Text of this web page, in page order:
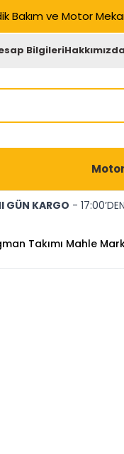
Bakım ve Motor
BilgileriHakkımızda
GÜN KARGO -
Takımı Mahle